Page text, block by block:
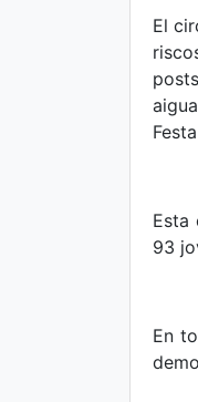
El
Esta
93
En